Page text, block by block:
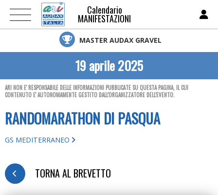
Calendario
MANIFESTAZIONI
MASTER AUDAX GRAVEL
19 aprile 2025
ARI NON E' RESPONSABILE DELLE INFORMAZIONI PUBBLICATE SU QUESTA PAGINA, IL CUI
CONTENUTO E' AUTONOMAMENTE GESTITO DALL'ORGANIZZATORE DELL'EVENTO.
RANDOMARATHON DI PASQUA
GS MEDITERRANEO
TORNA AL BREVETTO